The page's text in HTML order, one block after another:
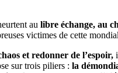
au libre échange, au
victimes de cette
et redonner de l’espoir,
sur trois piliers : la